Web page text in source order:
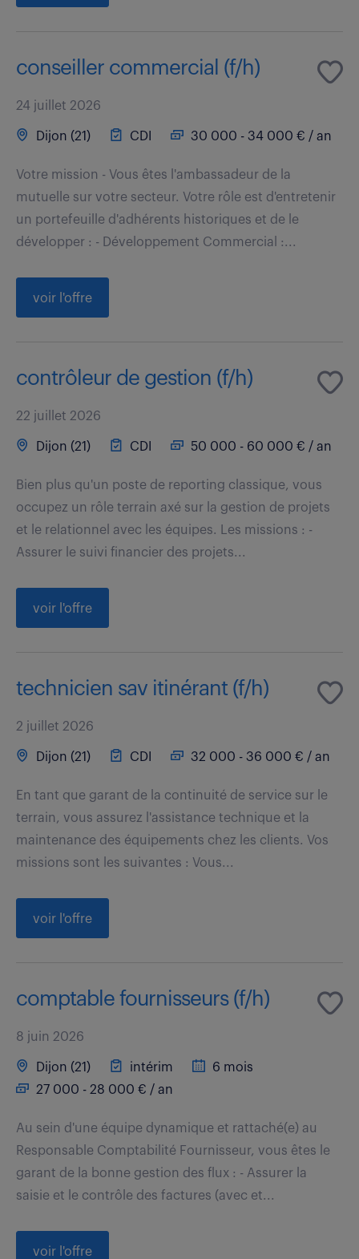
conseiller commercial (f/h)
24 juillet 2026
Dijon (21) CDI 30 000 - 34 000 € / an
Votre mission - Vous êtes l'ambassadeur de la
mutuelle sur votre secteur. Votre rôle est d'entretenir
un portefeuille d'adhérents historiques et de le
développer : - Développement Commercial :...
voir l'offre
contrôleur de gestion (f/h)
22 juillet 2026
Dijon (21) CDI 50 000 - 60 000 € / an
Bien plus qu'un poste de reporting classique, vous
occupez un rôle terrain axé sur la gestion de projets
et le relationnel avec les équipes. Les missions : -
Assurer le suivi financier des projets...
voir l'offre
technicien sav itinérant (f/h)
2 juillet 2026
Dijon (21) CDI 32 000 - 36 000 € / an
En tant que garant de la continuité de service sur le
terrain, vous assurez l'assistance technique et la
maintenance des équipements chez les clients. Vos
missions sont les suivantes : Vous...
voir l'offre
comptable fournisseurs (f/h)
8 juin 2026
Dijon (21) intérim
6 mois
27 000 - 28 000 € / an
Au sein d'une équipe dynamique et rattaché(e) au
Responsable Comptabilité Fournisseur, vous êtes le
garant de la bonne gestion des flux : - Assurer la
saisie et le contrôle des factures (avec et...
voir l'offre